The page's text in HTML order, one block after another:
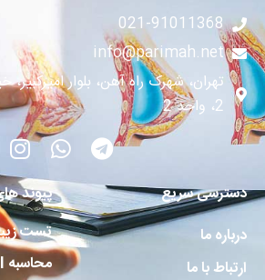
021-91011368
info@parimah.net
تهران، شهرک راه آهن، بلوار
2، واحد 2
دسترسی سریع
درباره ما
ارتباط با ما
پیوند
تست
محاسبه BMI